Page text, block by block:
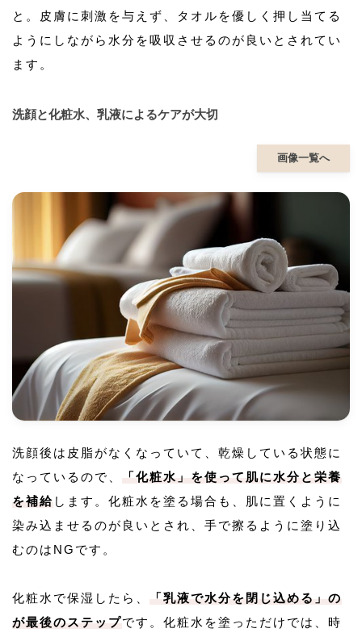
と。皮膚に刺激を与えず、タオルを優しく押し当てる
ようにしながら水分を吸収させるのが良いとされてい
ます。
洗顔と化粧水、乳液によるケアが大切
画像一覧へ
洗顔後は皮脂がなくなっていて、乾燥している状態に
なっているので、
「化粧水」を使って肌に水分と栄養
を補給 します。化粧水を塗る場合も、肌に置くように
染み込ませるのが良いとされ、手で擦るように塗り込
むのはNGです。
化粧水で保湿したら、
「乳液で水分を閉じ込める」の
が最後のステップです。化粧水を塗っただけでは、時